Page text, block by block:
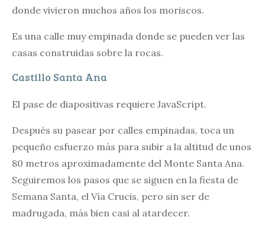
donde vivieron muchos años los moriscos.
Es una calle muy empinada donde se pueden ver las
casas construidas sobre la rocas.
Castillo Santa Ana
El pase de diapositivas requiere JavaScript.
Después su pasear por calles empinadas, toca un
pequeño esfuerzo más para subir a la altitud de unos
80 metros aproximadamente del Monte Santa Ana.
Seguiremos los pasos que se siguen en la fiesta de
Semana Santa, el Vía Crucis, pero sin ser de
madrugada, más bien casi al atardecer.